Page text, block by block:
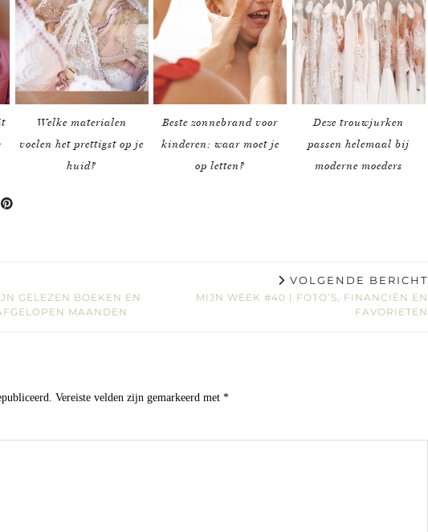
Welke materialen
voelen het prettigst op je
huid?
Beste zonnebrand voor
kinderen: waar moet je
op letten?
Deze trouwjurken
passen helemaal bij
moderne moeders
GELEZEN BOEKEN EN
MAANDEN
VOLGENDE BERICHT
MIJN WEEK #40 | FOTO’S, FINANCIËN EN
FAVORIETEN
Vereiste velden zijn gemarkeerd met *